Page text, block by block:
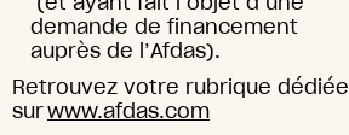
demande de financement
auprès de l’Afdas).
Retrouvez votre rubrique dédiée
surwww.afdas.com